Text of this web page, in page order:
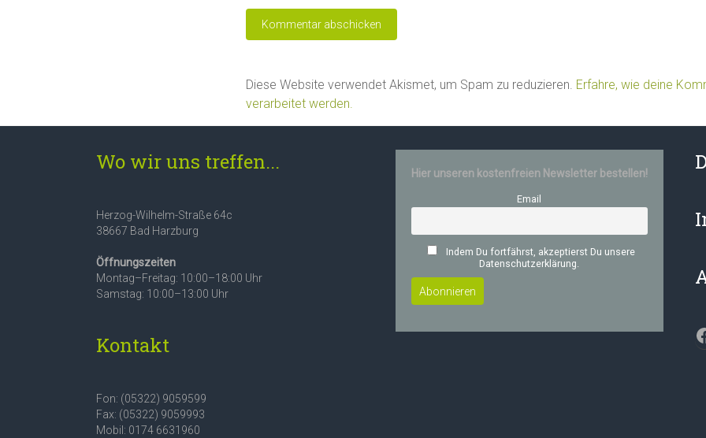
Diese Website verwendet Akismet, um Spam zu reduzieren. Erfahre, wie deine
verarbeitet werden.
Wo wir uns treffen...
Herzog-Wilhelm-Straße 64c
38667 Bad Harzburg
Öffnungszeiten
Montag–Freitag: 10:00–18:00 Uhr
Samstag: 10:00–13:00 Uhr
Kontakt
Fon: (05322) 9059599
Fax: (05322) 9059993
Mobil: 0174 6631960
Hier unseren kostenfreien Newsletter bestellen!
Email
Indem Du fortfährst, akzeptierst Du unsere
Datenschutzerklärung.